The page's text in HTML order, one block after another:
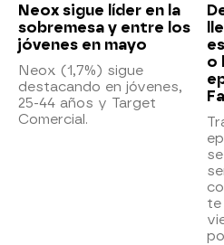
Neox sigue líder en la
sobremesa y entre los
jóvenes en mayo
Neox (1,7%) sigue
destacando en jóvenes,
25-44 años y Target
Comercial.
o
te